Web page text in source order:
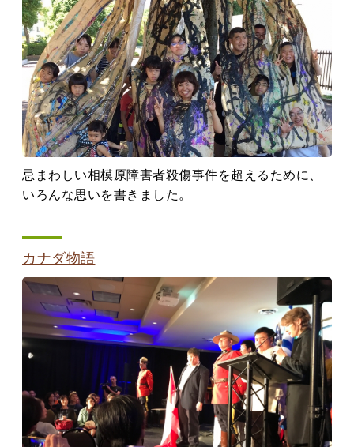
忌まわしい相模原障害者殺傷事件を超えるために、
いろんな思いを書きました。
カナダ物語